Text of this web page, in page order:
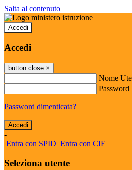
Salta al contenuto
Accedi
Accedi
button close ×
Nome
Password
Password dimenticata?
-
Entra con SPID Entra con CIE
Seleziona utente